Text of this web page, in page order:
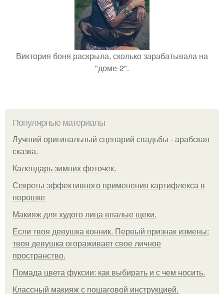
Виктория боня раскрыла, сколько зарабатывала на
"доме-2".
Популярные материалы
Лучший оригинальный сценарий свадьбы - арабская
сказка.
Календарь зимних фоточек.
Секреты эффективного применения картифлекса в
порошке
Макияж для худого лица впалые щеки.
Если твоя девушка конник. Первый признак измены:
твоя девушка огораживает свое личное
пространство.
Помада цвета фуксии: как выбирать и с чем носить.
Классный макияж с пошаговой инструкцией.